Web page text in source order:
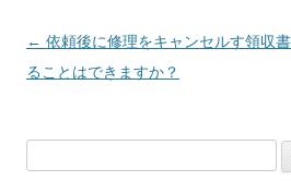
投
稿
← 依頼後に修理をキャンセルす
ることはできますか？
領収